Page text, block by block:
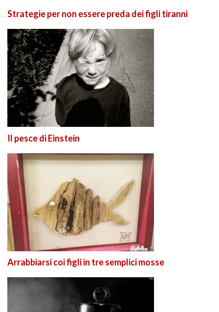
Strategie per non essere preda dei figli tiranni
Il pesce di Einstein
Arrabbiarsi coi figli in tre semplici mosse